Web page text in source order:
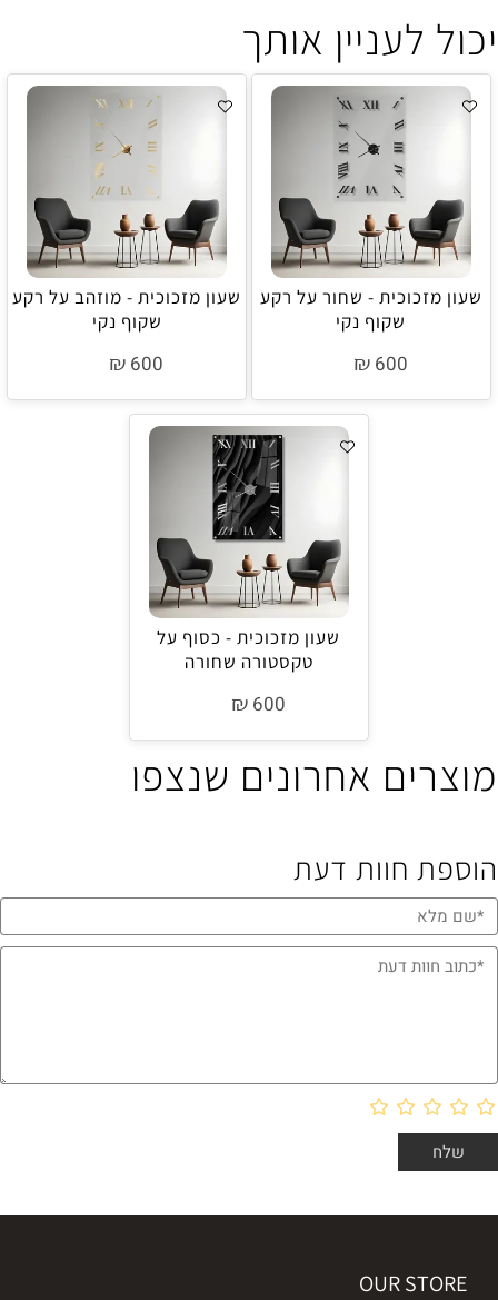
יכול לעניין אותך
שעון מזכוכית - שחור על רקע
שקוף נקי
₪ 600
שעון מזכוכית - מוזהב על רקע
שקוף נקי
₪ 600
שעון מזכוכית - כסוף על
טקסטורה שחורה
₪ 600
מוצרים אחרונים שנצפו
הוספת חוות דעת
OUR STORE